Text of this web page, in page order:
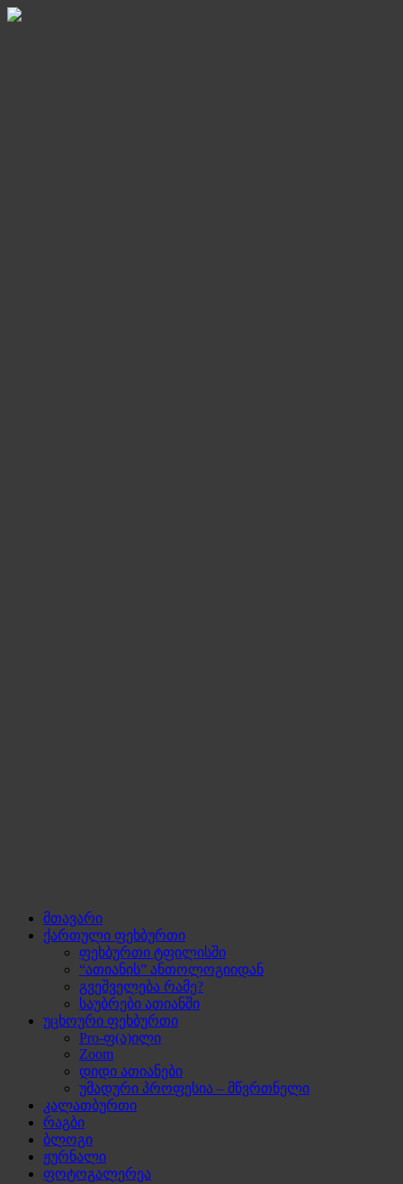
მთავარი
ქართული ფეხბურთი
ფეხბურთი ტფილისში
“ათიანის” ანთოლოგიიდან
გვეშველება რამე?
საუბრები ათიანში
უცხოური ფეხბურთი
Pro-ფ(ა)ილი
Zoom
დიდი ათიანები
უმადური პროფესია – მწვრთნელი
კალათბურთი
რაგბი
ბლოგი
ჟურნალი
ფოტოგალერეა